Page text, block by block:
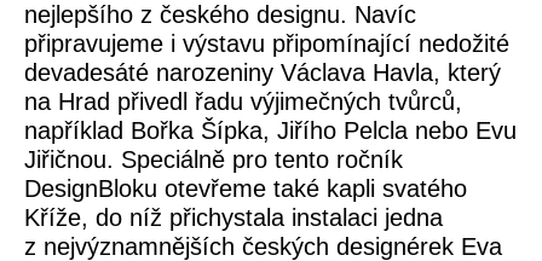
nejlepšího z českého designu. Navíc
připravujeme i výstavu připomínající nedožité
devadesáté narozeniny Václava Havla, který
na Hrad přivedl řadu výjimečných tvůrců,
například Bořka Šípka, Jiřího Pelcla nebo Evu
Jiřičnou. Speciálně pro tento ročník
DesignBloku otevřeme také kapli svatého
Kříže, do níž přichystala instalaci jedna
z nejvýznamnějších českých designérek Eva